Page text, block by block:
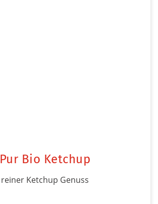
Pur Bio Ketchup
reiner Ketchup Genuss